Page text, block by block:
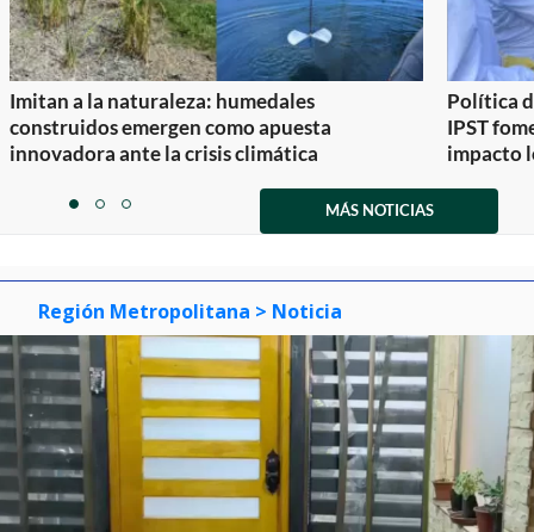
Imitan a la naturaleza: humedales
construidos emergen como apuesta
innovadora ante la crisis climática
Política
IPST
impacto
itemitemitem
MÁS NOTICIAS
Región Metropolitana > Noticia